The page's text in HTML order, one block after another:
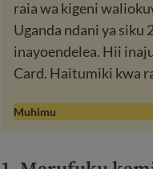
raia wa kigeni
Uganda ndani ya siku
inayoendelea. Hii
Card. Haitumiki kwa
Muhimu